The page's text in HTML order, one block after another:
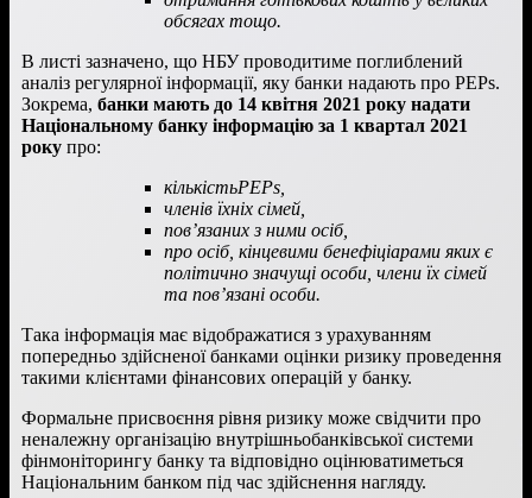
обсягах тощо.
В листі зазначено, що НБУ проводитиме поглиблений
аналіз регулярної інформації, яку банки надають про PEPs.
Зокрема, банки мають до 14 квітня 2021 року надати
Національному банку інформацію за 1 квартал 2021
року про:
кількістьPEPs,
членів їхніх сімей,
пов’язаних з ними осіб,
про осіб, кінцевими бенефіціарами яких є
політично значущі особи, члени їх сімей
та пов’язані особи.
Така інформація має відображатися з урахуванням
попередньо здійсненої банками оцінки ризику проведення
такими клієнтами фінансових операцій у банку.
Формальне присвоєння рівня ризику може свідчити про
неналежну організацію внутрішньобанківської системи
фінмоніторингу банку та відповідно оцінюватиметься
Національним банком під час здійснення нагляду.